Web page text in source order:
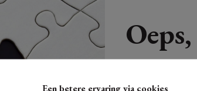
Een betere ervaring via cookies